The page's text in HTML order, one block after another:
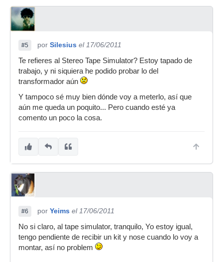
#5 por Silesius el 17/06/2011
Te refieres al Stereo Tape Simulator? Estoy tapado de
trabajo, y ni siquiera he podido probar lo del
transformador aún
Y tampoco sé muy bien dónde voy a meterlo, así que
aún me queda un poquito... Pero cuando esté ya
comento un poco la cosa.
#6 por Yeims el 17/06/2011
No si claro, al tape simulator, tranquilo, Yo estoy igual,
tengo pendiente de recibir un kit y nose cuando lo voy a
montar, así no problem